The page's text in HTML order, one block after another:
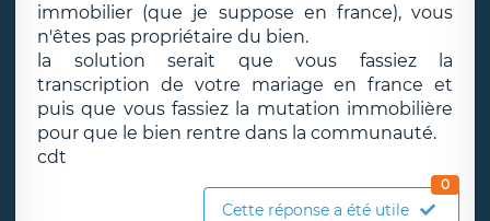
immobilier (que je suppose en france), vous
n'êtes pas propriétaire du bien.
la solution serait que vous fassiez la
transcription de votre mariage en france et
puis que vous fassiez la mutation immobilière
pour que le bien rentre dans la communauté.
cdt
Cette réponse a été utile
0